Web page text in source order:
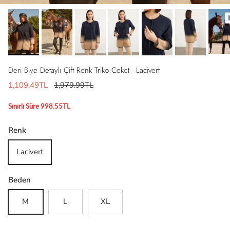
Deri Biye Detaylı Çift Renk Triko Ceket - Lacivert
1,109.49TL 1,979.99TL
Sınırlı Süre 998.55TL
Renk
Lacivert
Beden
M L XL